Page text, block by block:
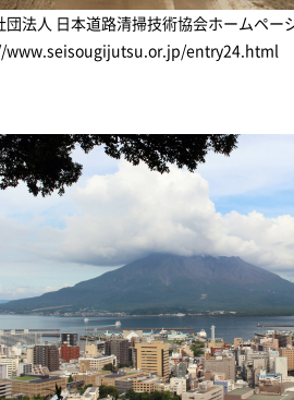
団法人 日本道路清掃技術協会ホームペー
entry24.html